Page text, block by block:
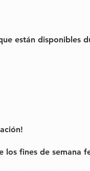
están disponibles
fines de semana